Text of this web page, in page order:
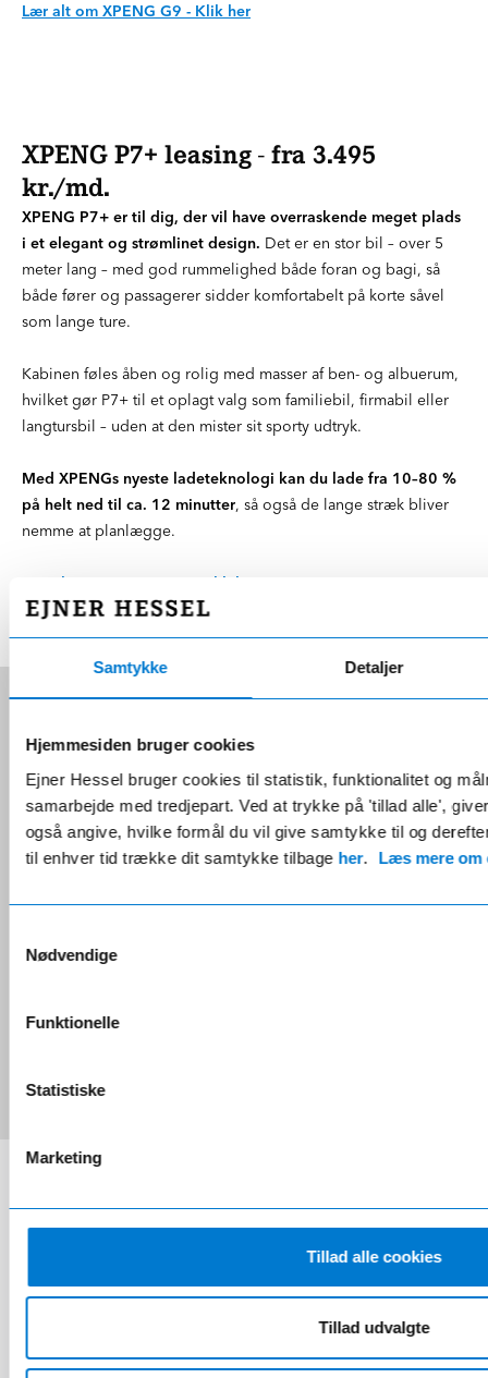
Samtykke Detaljer
Hjemmesiden bruger cookies
Ejner Hessel bruger cookies til statistik, funktionalitet og
samarbejde med tredjepart. Ved at trykke på 'tillad alle',
også angive, hvilke formål du vil give samtykke til og
til enhver tid trække dit samtykke tilbage her. Læs mere om
Nødvendige
Funktionelle
Statistiske
Marketing
Tillad alle cookies
Tillad udvalgte
Lær alt om XPENG G9 - Klik her
XPENG P7+ leasing - fra 3.495
kr./md.
XPENG P7+ er til dig, der vil have overraskende meget plads
i et elegant og strømlinet design. Det er en stor bil – over 5
meter lang – med god rummelighed både foran og bagi, så
både fører og passagerer sidder komfortabelt på korte såvel
som lange ture.
Kabinen føles åben og rolig med masser af ben- og albuerum,
hvilket gør P7+ til et oplagt valg som familiebil, firmabil eller
langtursbil – uden at den mister sit sporty udtryk.
Med XPENGs nyeste ladeteknologi kan du lade fra 10–80 %
på helt ned til ca. 12 minutter, så også de lange stræk bliver
nemme at planlægge.
Lær alt om XPENG P7+ - Klik her
Vil du nørde den helt store
sammenligning?
Hvor meget større er G9'eren end G6'eren, hvor
langt kan de forskellige modeller køre på en
trailer? Hvis du er nysgerrig, og vil se en større
XPENG elbiler.
5.995 kr./md. 3.495 kr./md.
Udbetaling 14.995 kr. 34.995 kr. 49.995 kr.